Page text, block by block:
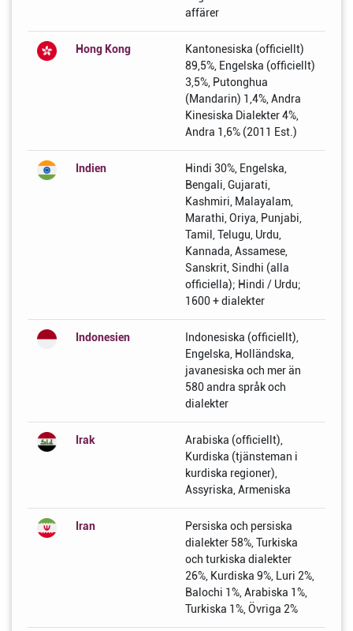
affärer
Hong Kong
Kantonesiska (officiellt)
89,5%, Engelska (officiellt)
3,5%, Putonghua
(Mandarin) 1,4%, Andra
Kinesiska Dialekter 4%,
Andra 1,6% (2011 Est.)
Indien
Hindi 30%, Engelska,
Bengali, Gujarati,
Kashmiri, Malayalam,
Marathi, Oriya, Punjabi,
Tamil, Telugu, Urdu,
Kannada, Assamese,
Sanskrit, Sindhi (alla
officiella); Hindi / Urdu;
1600 + dialekter
Indonesien
Indonesiska (officiellt),
Engelska, Holländska,
javanesiska och mer än
580 andra språk och
dialekter
Irak
Arabiska (officiellt),
Kurdiska (tjänsteman i
kurdiska regioner),
Assyriska, Armeniska
Iran
Persiska och persiska
dialekter 58%, Turkiska
och turkiska dialekter
26%, Kurdiska 9%, Luri 2%,
Balochi 1%, Arabiska 1%,
Turkiska 1%, Övriga 2%